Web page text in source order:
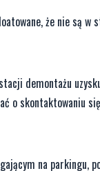
że nie są w
demontażu
o skontaktowaniu
na parkingu,